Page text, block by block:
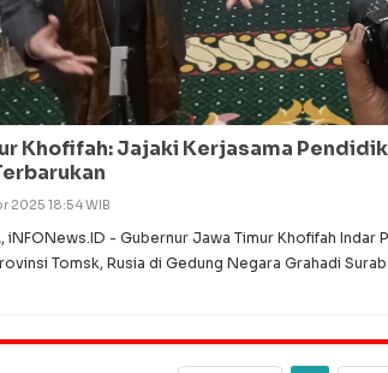
Khofifah: Jajaki Kerjasama
2025 18:54 WIB
iNFONews.ID - Gubernur Jawa Timur Khofifah Indar
Tomsk, Rusia di Gedung Negara Grahadi